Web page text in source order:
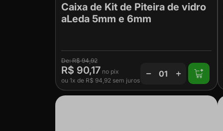
Caixa de Kit de Piteira de vidro
aLeda 5mm e 6mm
R$ 94,92
R$ 90,17
ou 1x de R$ 94,92sem juros